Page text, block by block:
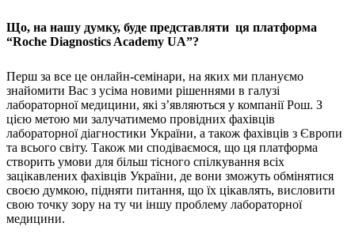
Що, на нашу думку, буде представляти ця платформа
“Roche Diagnostics Academy UA”?
Перш за все це онлайн-семінари, на яких ми плануємо
знайомити Вас з усіма новими рішеннями в галузі
лабораторної медицини, які з’являються у компанії Рош. З
цією метою ми залучатимемо провідних фахівців
лабораторної діагностики України, а також фахівців з Європи
та всього світу. Також ми сподіваємося, що ця платформа
створить умови для більш тісного спілкування всіх
зацікавлених фахівців України, де вони зможуть обмінятися
своєю думкою, підняти питання, що їх цікавлять, висловити
свою точку зору на ту чи іншу проблему лабораторної
медицини.